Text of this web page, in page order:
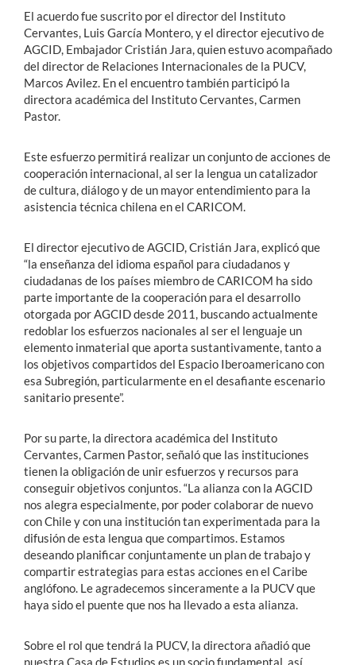
El acuerdo fue suscrito por el director del Instituto
Cervantes, Luis García Montero, y el director ejecutivo de
AGCID, Embajador Cristián Jara, quien estuvo acompañado
del director de Relaciones Internacionales de la PUCV,
Marcos Avilez. En el encuentro también participó la
directora académica del Instituto Cervantes, Carmen
Pastor.
Este esfuerzo permitirá realizar un conjunto de acciones de
cooperación internacional, al ser la lengua un catalizador
de cultura, diálogo y de un mayor entendimiento para la
asistencia técnica chilena en el CARICOM.
El director ejecutivo de AGCID, Cristián Jara, explicó que
“la enseñanza del idioma español para ciudadanos y
ciudadanas de los países miembro de CARICOM ha sido
parte importante de la cooperación para el desarrollo
otorgada por AGCID desde 2011, buscando actualmente
redoblar los esfuerzos nacionales al ser el lenguaje un
elemento inmaterial que aporta sustantivamente, tanto a
los objetivos compartidos del Espacio Iberoamericano con
esa Subregión, particularmente en el desafiante escenario
sanitario presente”.
Por su parte, la directora académica del Instituto
Cervantes, Carmen Pastor, señaló que las instituciones
tienen la obligación de unir esfuerzos y recursos para
conseguir objetivos conjuntos. “La alianza con la AGCID
nos alegra especialmente, por poder colaborar de nuevo
con Chile y con una institución tan experimentada para la
difusión de esta lengua que compartimos. Estamos
deseando planificar conjuntamente un plan de trabajo y
compartir estrategias para estas acciones en el Caribe
anglófono. Le agradecemos sinceramente a la PUCV que
haya sido el puente que nos ha llevado a esta alianza.
Sobre el rol que tendrá la PUCV, la directora añadió que
nuestra Casa de Estudios es un socio fundamental, así